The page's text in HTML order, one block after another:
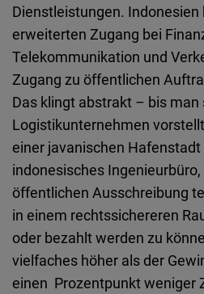
Dienstleistungen.
erweiterten Zugang bei
Telekommunikation und
Zugang zu öffentlichen
Das klingt abstrakt – bis
Logistikunternehmen
einer javanischen
indonesisches
öffentlichen Ausschreibung
in einem rechtssichereren
oder bezahlt werden zu
vielfaches höher als der
einen Prozentpunkt weniger